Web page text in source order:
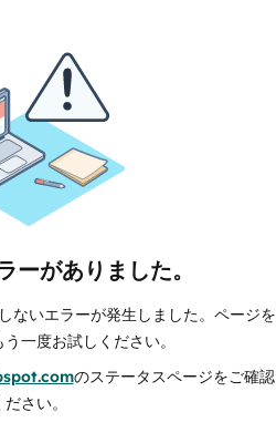
ーがありました。
ないエラーが発生しました。ページを
一度お試しください。
のステータスページをご確認
ださい。